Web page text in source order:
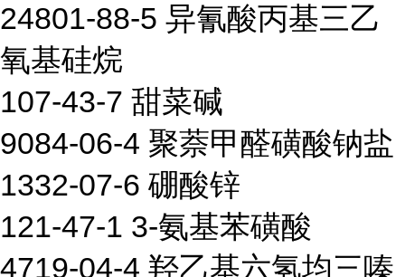
24801-88-5 异氰酸丙基三乙
氧基硅烷
107-43-7 甜菜碱
9084-06-4 聚萘甲醛磺酸钠盐
1332-07-6 硼酸锌
121-47-1 3-氨基苯磺酸
4719-04-4 羟乙基六氢均三嗪